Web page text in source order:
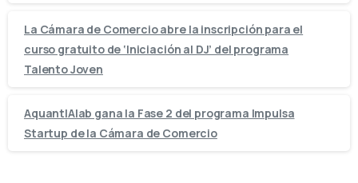
La Cámara de Comercio abre la inscripción para el
curso gratuito de ‘Iniciación al DJ’ del programa
Talento Joven
AquantIAlab gana la Fase 2 del programa Impulsa
Startup de la Cámara de Comercio